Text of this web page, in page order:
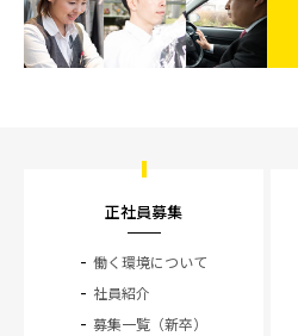
正社員募集
働く環境について
社員紹介
募集一覧（新卒）